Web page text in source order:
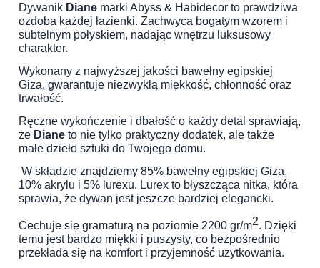
Dywanik Diane marki Abyss & Habidecor to prawdziwa
ozdoba każdej łazienki. Zachwyca bogatym wzorem i
subtelnym połyskiem, nadając wnętrzu luksusowy
charakter.
Wykonany z najwyższej jakości bawełny egipskiej
Giza, gwarantuje niezwykłą miękkość, chłonność oraz
trwałość.
Ręczne wykończenie i dbałość o każdy detal sprawiają,
że Diane to nie tylko praktyczny dodatek, ale także
małe dzieło sztuki do Twojego domu.
W składzie znajdziemy 85% bawełny egipskiej Giza,
10% akrylu i 5% lurexu. Lurex to błyszcząca nitka, która
sprawia, że dywan jest jeszcze bardziej elegancki.
Cechuje się gramaturą na poziomie 2200 gr/m2. Dzięki
temu jest bardzo miękki i puszysty, co bezpośrednio
przekłada się na komfort i przyjemność użytkowania.